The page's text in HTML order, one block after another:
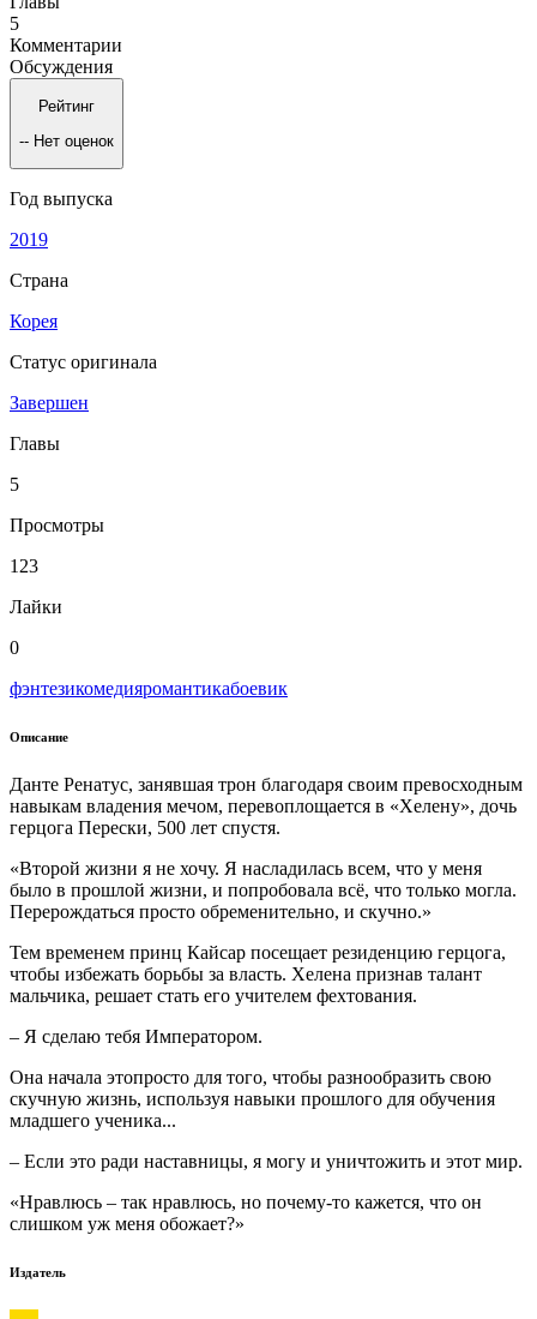
5
Комментарии
Обсуждения
Рейтинг
-- Нет оценок
Год выпуска
2019
Страна
Корея
Статус оригинала
Завершен
Главы
5
Просмотры
123
Лайки
0
фэнтезикомедияромантикабоевик
Описание
Данте Ренатус, занявшая трон благодаря своим превосходным
навыкам владения мечом, перевоплощается в «Хелену», дочь
герцога Перески, 500 лет спустя.
«Второй жизни я не хочу. Я насладилась всем, что у меня
было в прошлой жизни, и попробовала всё, что только могла.
Перерождаться просто обременительно, и скучно.»
Тем временем принц Кайсар посещает резиденцию герцога,
чтобы избежать борьбы за власть. Хелена признав талант
мальчика, решает стать его учителем фехтования.
– Я сделаю тебя Императором.
Она начала этопросто для того, чтобы разнообразить свою
скучную жизнь, используя навыки прошлого для обучения
младшего ученика...
– Если это ради наставницы, я могу и уничтожить и этот мир.
«Нравлюсь – так нравлюсь, но почему-то кажется, что он
слишком уж меня обожает?»
Издатель